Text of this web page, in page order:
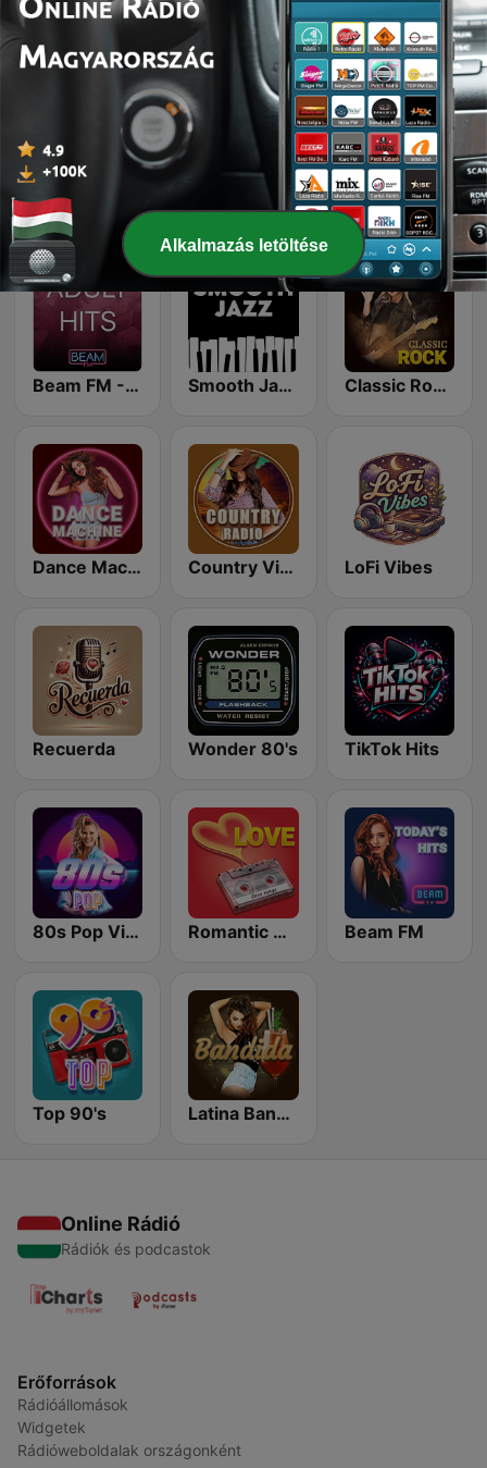
Online rádióállomások, amelyeket szeretünk
K-Pop Vibes Chillout Vibes
Beam FM - Adult Hits Smooth Jazz - Groov Classic Rock Station
Dance Machine Country Vibes LoFi Vibes
Recuerda Wonder 80's TikTok Hits
80s Pop Vibes Romantic Vibes Beam FM
Top 90's Latina Bandida!
Online Rádió
Rádiók és podcastok
Erőforrások
Rádióállomások
Widgetek
Rádióweboldalak országonként
Alkalmazás letöltése